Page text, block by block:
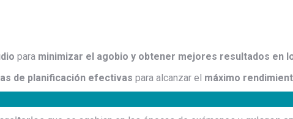
para minimizar el agobio y obtener mejores resultados en
de planificación efectivas para alcanzar el máximo